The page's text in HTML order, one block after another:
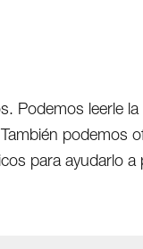
Podemos leerle
podemos
para ayudarlo